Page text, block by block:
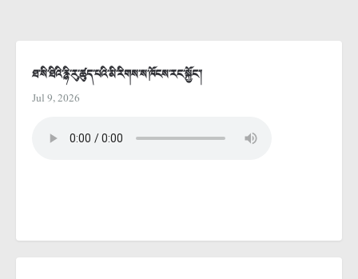
ཐ་སི་ཐིའི་རྙི་རུ་ཚུད་པའི་མི་རིགས་ས་ཁོངས་རང་སྐྱོང་།
Jul 9, 2026